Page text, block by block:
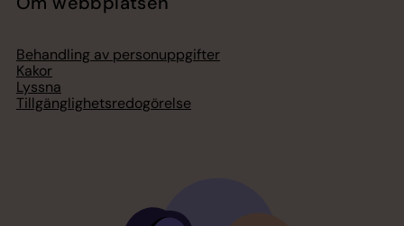
Behandling av personuppgifter
Kakor
Lyssna
Tillgänglighetsredogörelse